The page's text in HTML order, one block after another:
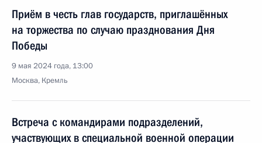
Приём в честь глав государств, приглашённых
на торжества по случаю празднования Дня
Победы
9 мая 2024 года, 13:00
Москва, Кремль
Встреча с командирами подразделений,
участвующих в специальной военной операции